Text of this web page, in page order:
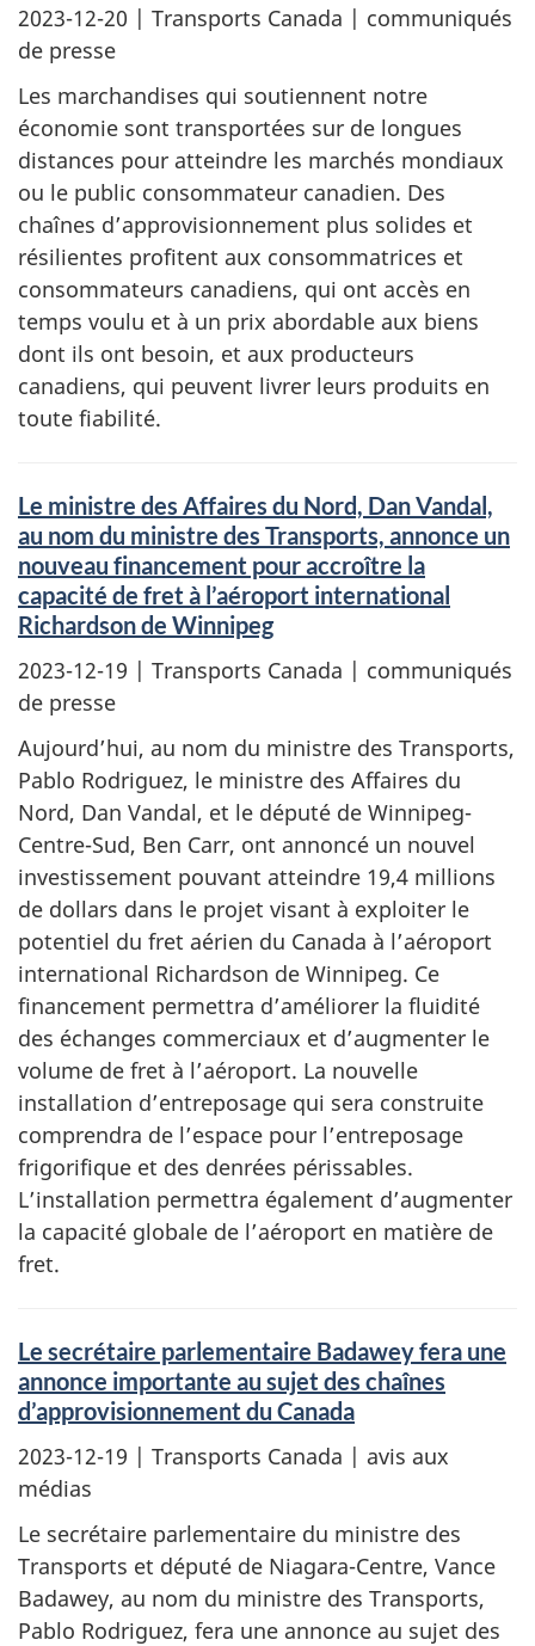
2023-12-20 | Transports Canada | communiqués
de presse
Les marchandises qui soutiennent notre
économie sont transportées sur de longues
distances pour atteindre les marchés mondiaux
ou le public consommateur canadien. Des
chaînes d’approvisionnement plus solides et
résilientes profitent aux consommatrices et
consommateurs canadiens, qui ont accès en
temps voulu et à un prix abordable aux biens
dont ils ont besoin, et aux producteurs
canadiens, qui peuvent livrer leurs produits en
toute fiabilité.
Le ministre des Affaires du Nord, Dan Vandal,
au nom du ministre des Transports, annonce un
nouveau financement pour accroître la
capacité de fret à l’aéroport international
Richardson de Winnipeg
2023-12-19 | Transports Canada | communiqués
de presse
Aujourd’hui, au nom du ministre des Transports,
Pablo Rodriguez, le ministre des Affaires du
Nord, Dan Vandal, et le député de Winnipeg-
Centre-Sud, Ben Carr, ont annoncé un nouvel
investissement pouvant atteindre 19,4 millions
de dollars dans le projet visant à exploiter le
potentiel du fret aérien du Canada à l’aéroport
international Richardson de Winnipeg. Ce
financement permettra d’améliorer la fluidité
des échanges commerciaux et d’augmenter le
volume de fret à l’aéroport. La nouvelle
installation d’entreposage qui sera construite
comprendra de l’espace pour l’entreposage
frigorifique et des denrées périssables.
L’installation permettra également d’augmenter
la capacité globale de l’aéroport en matière de
fret.
Le secrétaire parlementaire Badawey fera une
annonce importante au sujet des chaînes
d’approvisionnement du Canada
2023-12-19 | Transports Canada | avis aux
médias
Le secrétaire parlementaire du ministre des
Transports et député de Niagara-Centre, Vance
Badawey, au nom du ministre des Transports,
Pablo Rodriguez, fera une annonce au sujet des